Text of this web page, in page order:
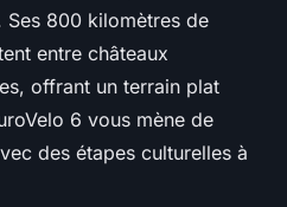
800 kilomètres de
entre châteaux
offrant un terrain plat
6 vous mène de
des étapes culturelles à